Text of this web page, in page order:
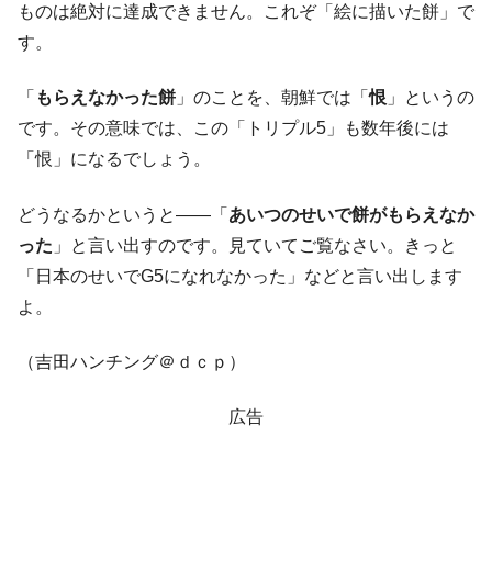
ものは絶対に達成できません。これぞ「絵に描いた餅」で
す。
「 もらえなかった餅 」のことを、朝鮮では「恨 」というの
です。その意味では、この「トリプル5」も数年後には
「恨」になるでしょう。
どうなるかというと――「 あいつのせいで餅がもらえなか
った 」と言い出すのです。見ていてご覧なさい。きっと
「日本のせいでG5になれなかった」などと言い出します
よ。
（吉田ハンチング＠ｄｃｐ）
広告